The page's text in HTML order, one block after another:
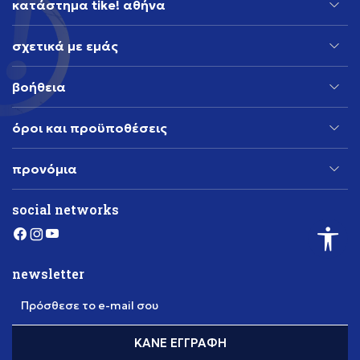
κατάστημα tike! αθήνα
σχετικά με εμάς
βοήθεια
όροι και προϋποθέσεις
προνόμια
social networks
newsletter
Πρόσθεσε το e-mail σου
ΚΆΝΕ ΕΓΓΡΑΦΉ